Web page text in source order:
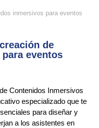
de
eventos
Contenidos Inmersivos
especializado que te
para diseñar y
a los asistentes en